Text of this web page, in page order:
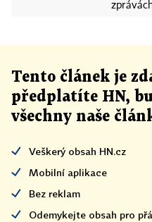
Tento článek je
předplatíte HN,
všechny naše
Veškerý obsah HN.cz
Mobilní aplikace
Bez reklam
Odemykejte obsah pro